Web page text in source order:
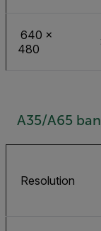
640 ×
480
A35/A65
Resolution